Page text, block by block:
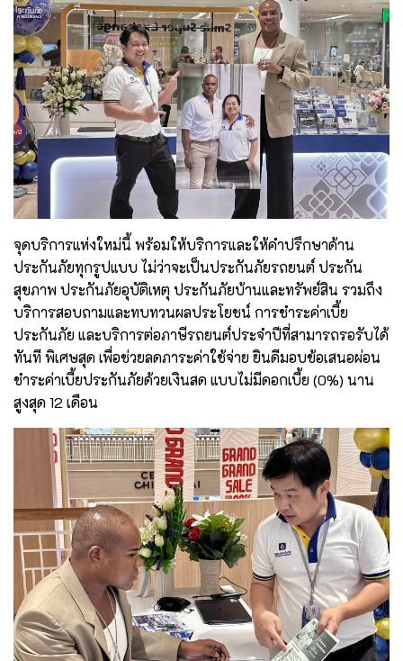
จุดบริการแห่งใหม่นี้ พร้อมให้บริการและให้คำปรึกษาด้าน
ประกันภัยทุกรูปแบบ ไม่ว่าจะเป็นประกันภัยรถยนต์ ประกัน
สุขภาพ ประกันภัยอุบัติเหตุ ประกันภัยบ้านและทรัพย์สิน รวมถึง
บริการสอบถามและทบทวนผลประโยชน์ การชำระค่าเบี้ย
ประกันภัย และบริการต่อภาษีรถยนต์ประจำปีที่สามารถรอรับได้
ทันที พิเศษสุด เพื่อช่วยลดภาระค่าใช้จ่าย ยินดีมอบข้อเสนอผ่อน
ชำระค่าเบี้ยประกันภัยด้วยเงินสด แบบไม่มีดอกเบี้ย (0%) นาน
สูงสุด 12 เดือน